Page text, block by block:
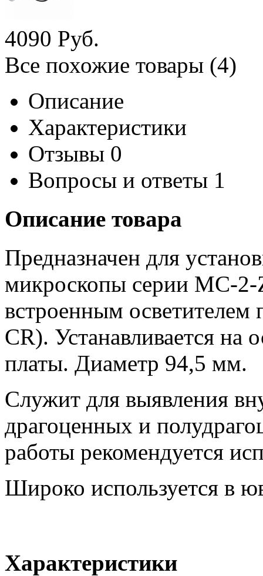
4090 Руб.
Все похожие товары (4)
Описание
Характеристики
Отзывы 0
Вопросы и ответы 1
Описание товара
Предназначен для
микроскопы серии МС-2-
встроенным осветителем
CR). Устанавливается на
платы. Диаметр 94,5 мм.
Служит для выявления
драгоценных и
работы рекомендуется
Широко используется в
Характеристики